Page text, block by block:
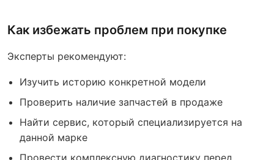
Как избежать проблем при покупке
Эксперты рекомендуют:
Изучить историю конкретной модели
Проверить наличие запчастей в продаже
Найти сервис, который специализируется на
данной марке
Провести комплексную диагностику перед